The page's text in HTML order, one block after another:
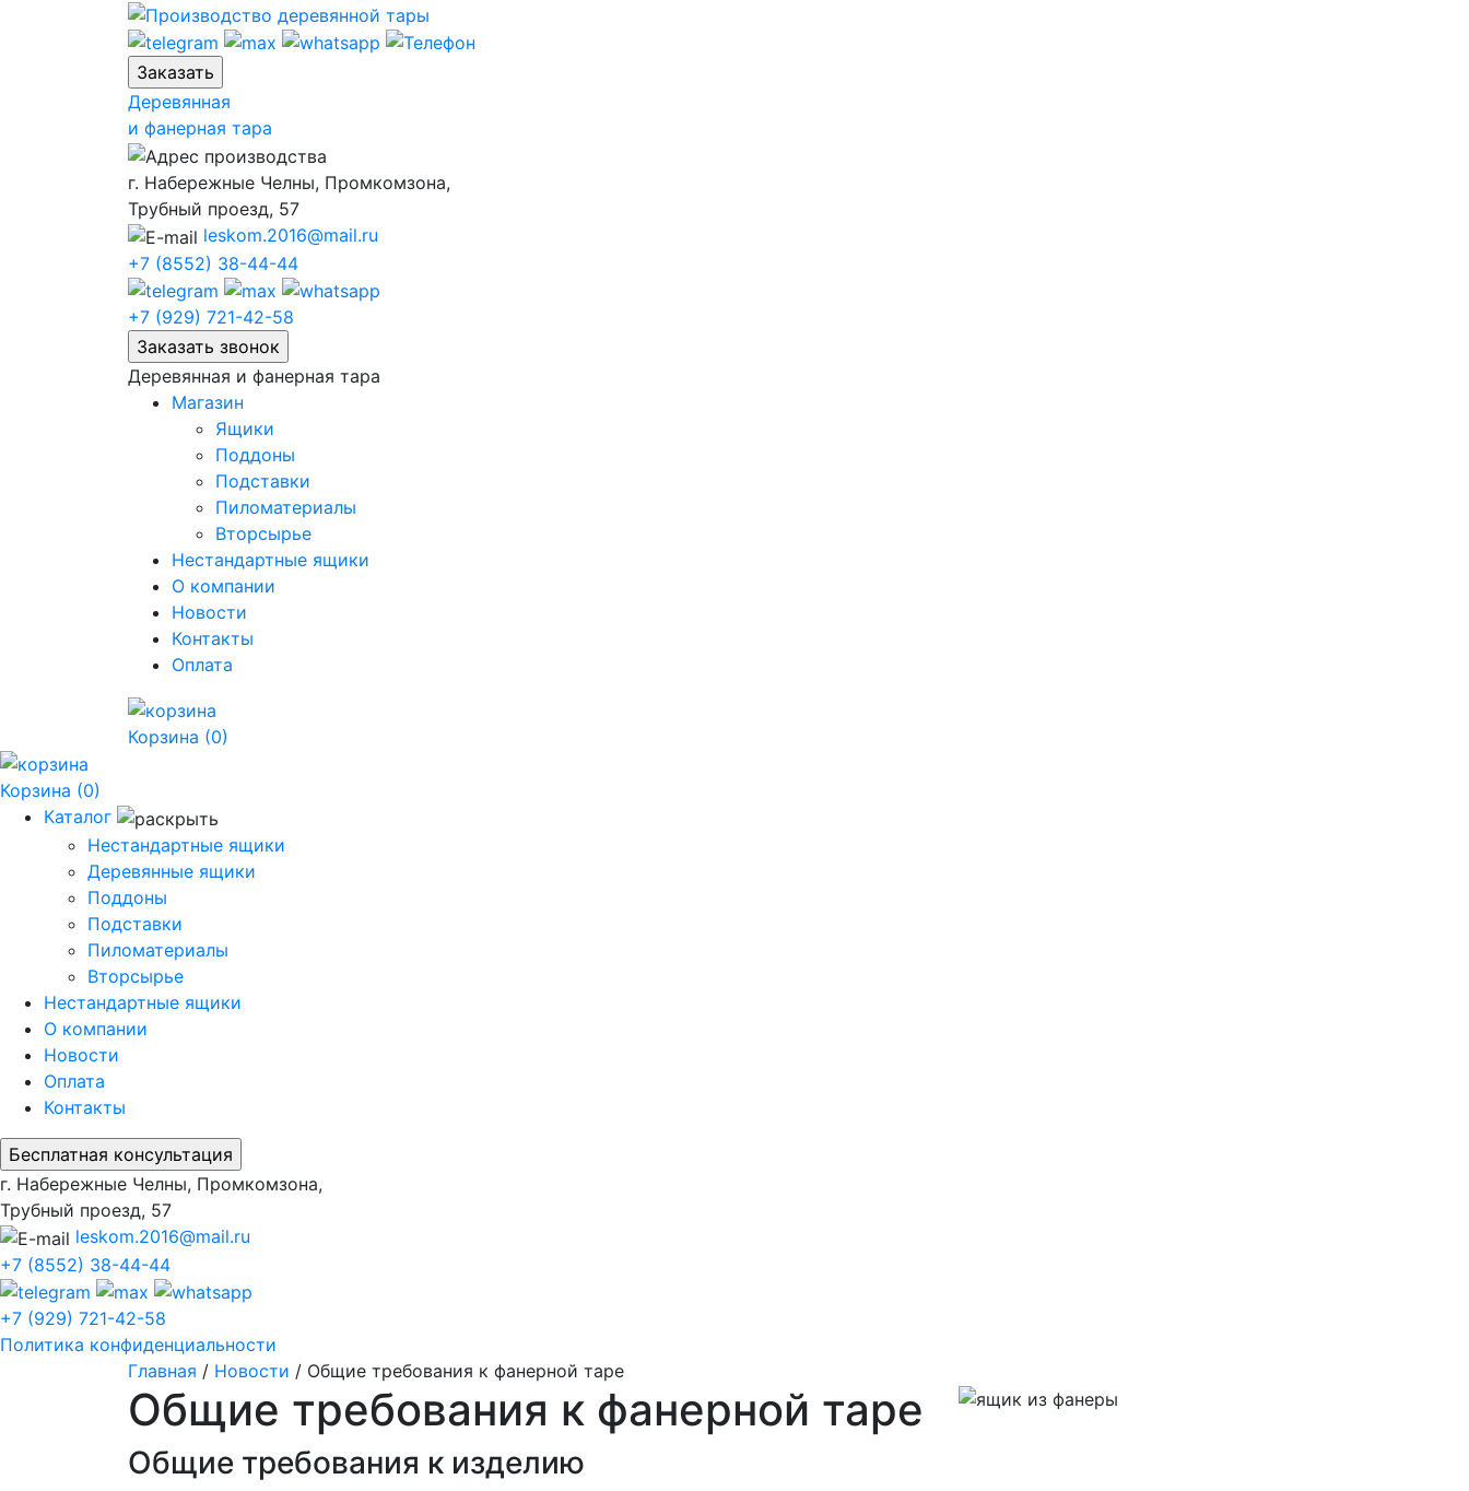
Деревянная
и фанерная тара
г. Набережные Челны, Промкомзона,
Трубный проезд, 57
leskom.2016@mail.ru
+7 (8552) 38-44-44
+7 (929) 721-42-58
Деревянная и фанерная тара
Магазин
Ящики
Поддоны
Подставки
Пиломатериалы
Вторсырье
Нестандартные ящики
О компании
Новости
Контакты
Оплата
Корзина (0)
Корзина (0)
Каталог
Нестандартные ящики
Деревянные ящики
Поддоны
Подставки
Пиломатериалы
Вторсырье
Нестандартные ящики
О компании
Новости
Оплата
Контакты
г. Набережные Челны, Промкомзона,
Трубный проезд, 57
leskom.2016@mail.ru
+7 (8552) 38-44-44
+7 (929) 721-42-58
Политика конфиденциальности
Главная / Новости / Общие требования к фанерной таре
Общие требования к фанерной таре
Общие требования к изделию